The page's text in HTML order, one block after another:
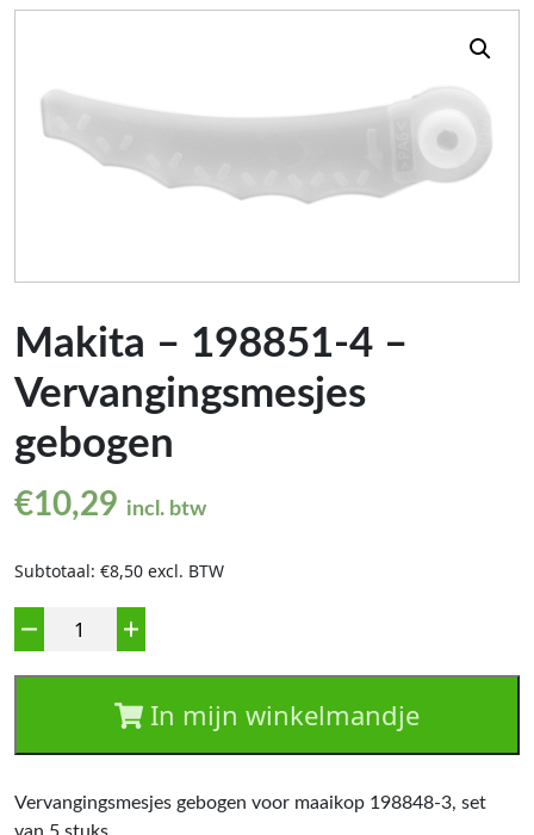
Makita – 198851-4 –
Vervangingsmesjes
gebogen
€10,29 incl. btw
Subtotaal: €8,50 excl. BTW
Aantal
In mijn winkelmandje
Vervangingsmesjes gebogen voor maaikop 198848-3, set